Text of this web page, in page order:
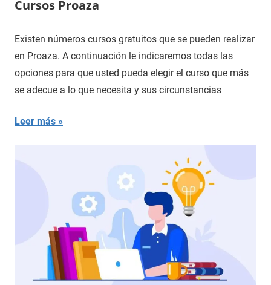
Cursos Proaza
Existen números cursos gratuitos que se pueden realizar
en Proaza. A continuación le indicaremos todas las
opciones para que usted pueda elegir el curso que más
se adecue a lo que necesita y sus circunstancias
Leer más